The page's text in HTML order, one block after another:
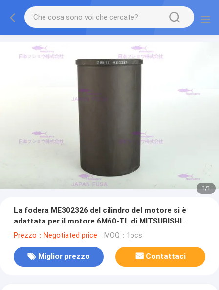
1/1
La fodera ME302326 del cilindro del motore si è
adattata per il motore 6M60-TL di MITSUBISHI
Diametro 118 millimetri
Prezzo：Negotiated price MOQ：1pcs
Miglior prezzo Contattaci